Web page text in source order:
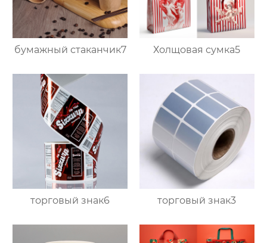
бумажный стаканчик7 Холщовая сумка5
торговый знак6 торговый знак3